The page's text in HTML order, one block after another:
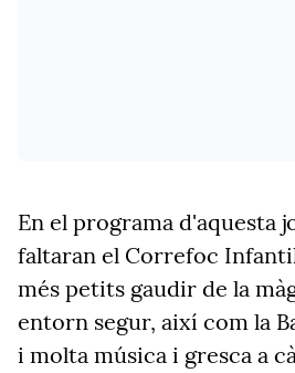
En el programa d'aquesta
faltaran el Correfoc
més petits gaudir de la
entorn segur, així com la
i molta música i gresca a